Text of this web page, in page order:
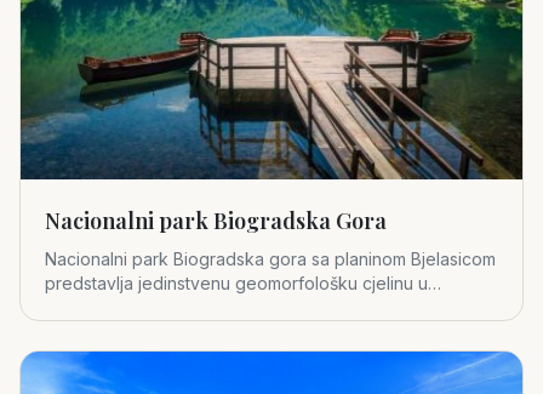
Nacionalni park Biogradska Gora
Nacionalni park Biogradska gora sa planinom Bjelasicom
predstavlja jedinstvenu geomorfološku cjelinu u